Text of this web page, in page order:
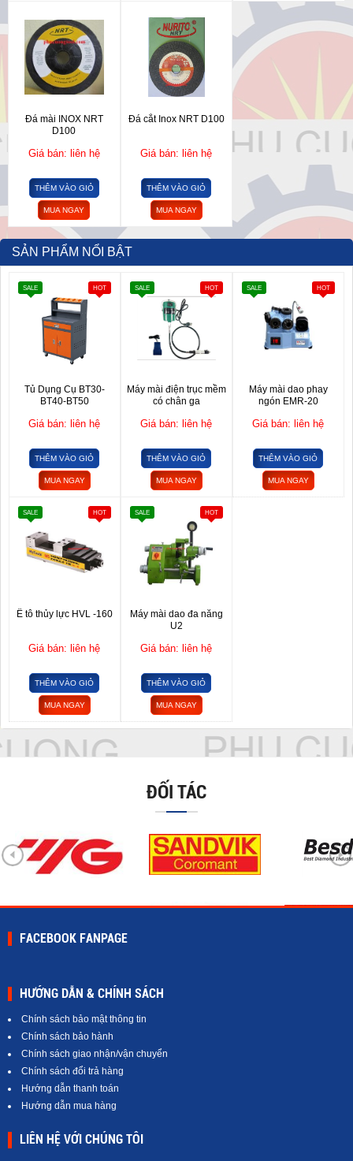
Đá mài INOX NRT
D100
Giá bán: liên hệ
THÊM VÀO GIỎ
MUA NGAY
Đá cắt Inox NRT D100
Giá bán: liên hệ
THÊM VÀO GIỎ
MUA NGAY
SẢN PHẨM NỔI BẬT
HOT
SALE
Tủ Dụng Cụ BT30-
BT40-BT50
Giá bán: liên hệ
THÊM VÀO GIỎ
MUA NGAY
HOT
SALE
Máy mài điện trục mềm
có chân ga
Giá bán: liên hệ
THÊM VÀO GIỎ
MUA NGAY
HOT
SALE
Máy mài dao phay
ngón EMR-20
Giá bán: liên hệ
THÊM VÀO GIỎ
MUA NGAY
HOT
SALE
Ê tô thủy lực HVL -160
Giá bán: liên hệ
THÊM VÀO GIỎ
MUA NGAY
HOT
SALE
Máy mài dao đa năng
U2
Giá bán: liên hệ
THÊM VÀO GIỎ
MUA NGAY
ĐỐI TÁC
FACEBOOK FANPAGE
HƯỚNG DẪN & CHÍNH SÁCH
Chính sách bảo mật thông tin
Chính sách bảo hành
Chính sách giao nhận/vận chuyển
Chính sách đổi trả hàng
Hướng dẫn thanh toán
Hướng dẫn mua hàng
LIÊN HỆ VỚI CHÚNG TÔI